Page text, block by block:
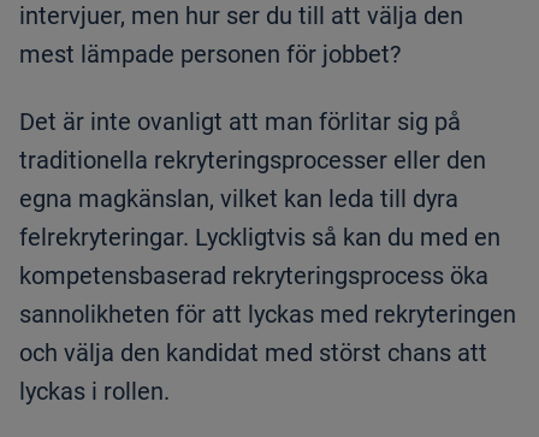
intervjuer, men hur ser du till att välja den
mest lämpade personen för jobbet?
Det är inte ovanligt att man förlitar sig på
traditionella rekryteringsprocesser eller den
egna magkänslan, vilket kan leda till dyra
felrekryteringar. Lyckligtvis så kan du med en
kompetensbaserad rekryteringsprocess öka
sannolikheten för att lyckas med rekryteringen
och välja den kandidat med störst chans att
lyckas i rollen.